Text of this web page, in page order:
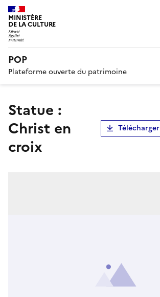
MINISTÈRE
DE LA CULTURE
POP
Plateforme ouverte du patrimoine
statue :
Christ en
croix
Télécharger